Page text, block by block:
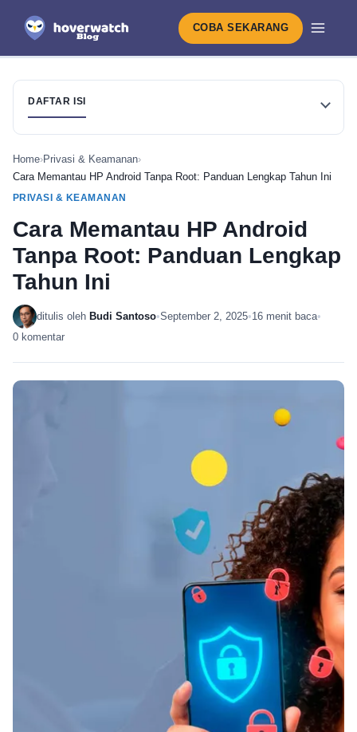
COBA SEKARANG
DAFTAR ISI
Home›Privasi & Keamanan›
Cara Memantau HP Android Tanpa Root: Panduan Lengkap Tahun Ini
PRIVASI & KEAMANAN
Cara Memantau HP Android
Tanpa Root: Panduan Lengkap
Tahun Ini
ditulis oleh Budi Santoso•September 2, 2025•16 menit baca•
0 komentar